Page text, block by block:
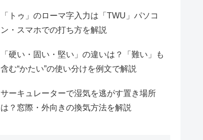
「トゥ」のローマ字入力は「TWU」パソコ
ン・スマホでの打ち方を解説
「硬い・固い・堅い」の違いは？「難い」も
含む“かたい”の使い分けを例文で解説
サーキュレーターで湿気を逃がす置き場所
は？窓際・外向きの換気方法を解説